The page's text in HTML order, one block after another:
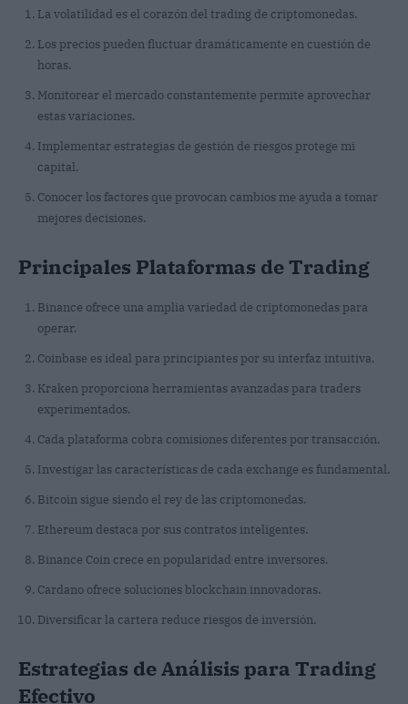
La volatilidad es el corazón del trading de criptomonedas.
Los precios pueden fluctuar dramáticamente en cuestión de
horas.
Monitorear el mercado constantemente permite aprovechar
estas variaciones.
Implementar estrategias de gestión de riesgos protege mi
capital.
Conocer los factores que provocan cambios me ayuda a tomar
mejores decisiones.
Principales Plataformas de Trading
Binance ofrece una amplia variedad de criptomonedas para
operar.
Coinbase es ideal para principiantes por su interfaz intuitiva.
Kraken proporciona herramientas avanzadas para traders
experimentados.
Cada plataforma cobra comisiones diferentes por transacción.
Investigar las características de cada exchange es fundamental.
Bitcoin sigue siendo el rey de las criptomonedas.
Ethereum destaca por sus contratos inteligentes.
Binance Coin crece en popularidad entre inversores.
Cardano ofrece soluciones blockchain innovadoras.
Diversificar la cartera reduce riesgos de inversión.
Estrategias de Análisis para Trading
Efectivo